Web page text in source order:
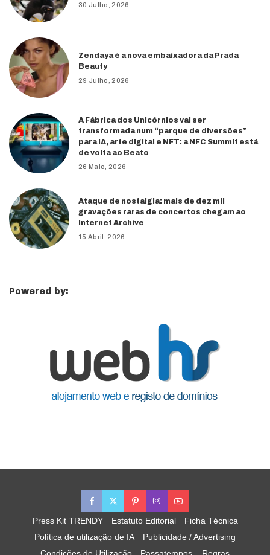
30 Julho, 2026
Zendaya é a nova embaixadora da Prada
Beauty
29 Julho, 2026
A Fábrica dos Unicórnios vai ser
transformada num “parque de diversões”
para IA, arte digital e NFT: a NFC Summit está
de volta ao Beato
26 Maio, 2026
Ataque de nostalgia: mais de dez mil
gravações raras de concertos chegam ao
Internet Archive
15 Abril, 2026
Powered by:
Press Kit TRENDY Estatuto Editorial
Ficha Técnica
Política de utilização de IA
Publicidade / Advertising